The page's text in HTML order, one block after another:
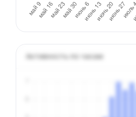
Активность по часам